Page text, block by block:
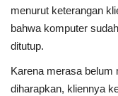
menurut keterangan
bahwa komputer
ditutup.
Karena merasa belum
diharapkan, kliennya